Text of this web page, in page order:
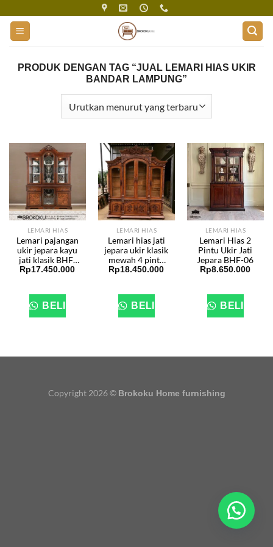
content
PRODUK DENGAN TAG “JUAL LEMARI HIAS UKIR
BANDAR LAMPUNG”
LEMARI HIAS
Lemari pajangan
ukir jepara kayu
jati klasik BHF-
141
Rp17.450.000
BELI
LEMARI HIAS
Lemari hias jati
jepara ukir klasik
mewah 4 pintu
BHF-21
Rp18.450.000
BELI
LEMARI HIAS
Lemari Hias 2
Pintu Ukir Jati
Jepara BHF-06
Rp8.650.000
BELI
Copyright 2026 © Brokoku Home furnishing